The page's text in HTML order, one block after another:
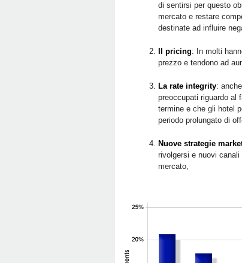
di sentirsi per questo
mercato e restare
destinate ad influire
Il pricing: In molti
prezzo e tendono ad
La rate integrity:
preoccupati riguardo al
termine e che gli hotel
periodo prolungato di
Nuove strategie
rivolgersi e nuovi
mercato,